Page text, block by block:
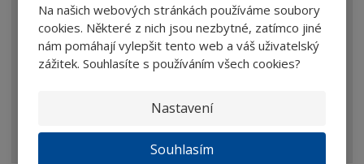
Na našich webových stránkách používáme soubory
cookies. Některé z nich jsou nezbytné, zatímco jiné
nám pomáhají vylepšit tento web a váš uživatelský
zážitek. Souhlasíte s používáním všech cookies?
Nastavení
Souhlasím
Brýle
Dalekohledy
Ostatní